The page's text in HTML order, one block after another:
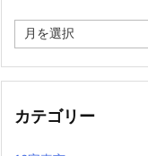
去
記
カテゴリー